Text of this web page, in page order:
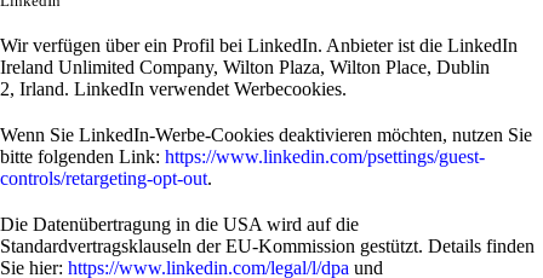
Wir verfügen über ein Profil bei LinkedIn. Anbieter ist die LinkedIn
Ireland Unlimited Company, Wilton Plaza, Wilton Place, Dublin
2, Irland. LinkedIn verwendet Werbecookies.
Wenn Sie LinkedIn-Werbe-Cookies deaktivieren möchten, nutzen Sie
bitte folgenden Link: https://www.linkedin.com/psettings/guest-
controls/retargeting-opt-out.
Die Datenübertragung in die USA wird auf die
Standardvertragsklauseln der EU-Kommission gestützt. Details finden
Sie hier: https://www.linkedin.com/legal/l/dpa und